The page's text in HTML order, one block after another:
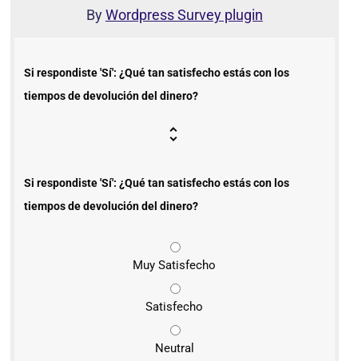
ByWordpress Survey plugin
Si respondiste 'Sí': ¿Qué tan satisfecho estás con los
tiempos de devolución del dinero?
Si respondiste 'Sí': ¿Qué tan satisfecho estás con los
tiempos de devolución del dinero?
Muy Satisfecho
Satisfecho
Neutral